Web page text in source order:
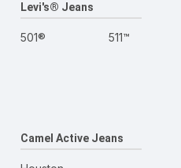
Levi's® Jeans
501® 511™
Camel Active Jeans